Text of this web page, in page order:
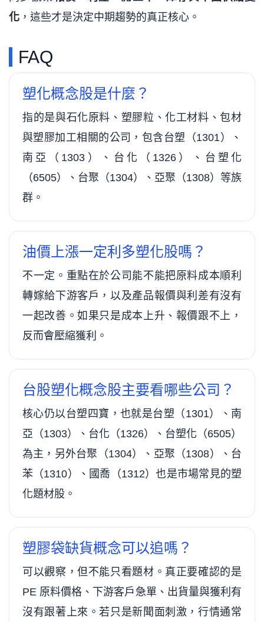
化 ，這些才是決定中期趨勢的真正核心。
FAQ
塑化概念股是什麼？
指的是與石化原料、塑膠粒、化工材料、包材
與塑膠加工相關的公司，包含台塑（1301）、
南亞（1303）、台化（1326）、台塑化
（6505）、台聚（1304）、亞聚（1308）等族
群。
油價上漲一定利多塑化股嗎？
不一定。重點在於公司能不能把原料成本順利
轉嫁給下游客戶，以及產品報價與利差有沒有
一起改善。如果只是成本上升、報價跟不上，
反而會壓縮獲利。
台股塑化概念股主要看哪些公司？
核心仍以台塑四寶，也就是台塑（1301）、南
亞（1303）、台化（1326）、台塑化（6505）
為主，另外台聚（1304）、亞聚（1308）、台
苯（1310）、國喬（1312）也是市場常見的塑
化題材股。
塑膠袋缺貨概念可以追嗎？
可以觀察，但不能只看題材。真正要確認的是
PE 原料價格、下游客戶急單、出貨量與獲利有
沒有跟著上來。若只是新聞面刺激，行情通常